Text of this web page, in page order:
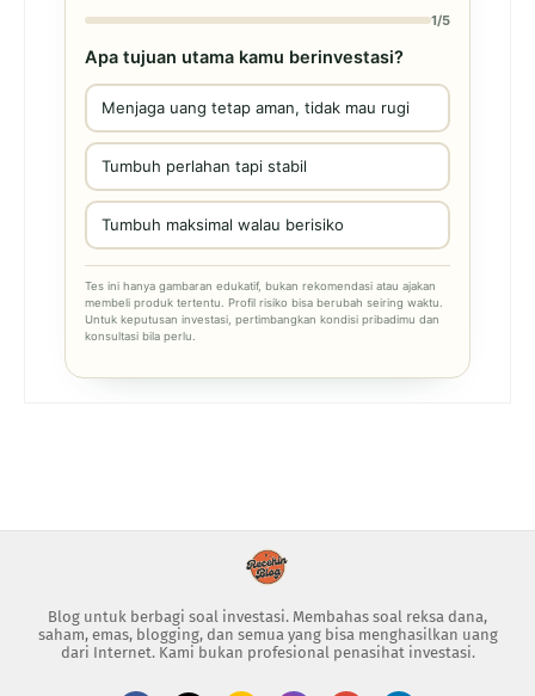
1/5
Apa tujuan utama kamu berinvestasi?
Menjaga uang tetap aman, tidak mau rugi
Tumbuh perlahan tapi stabil
Tumbuh maksimal walau berisiko
Tes ini hanya gambaran edukatif, bukan rekomendasi atau ajakan
membeli produk tertentu. Profil risiko bisa berubah seiring waktu.
Untuk keputusan investasi, pertimbangkan kondisi pribadimu dan
konsultasi bila perlu.
Blog untuk berbagi soal investasi. Membahas soal reksa dana,
saham, emas, blogging, dan semua yang bisa menghasilkan uang
dari Internet. Kami bukan profesional penasihat investasi.